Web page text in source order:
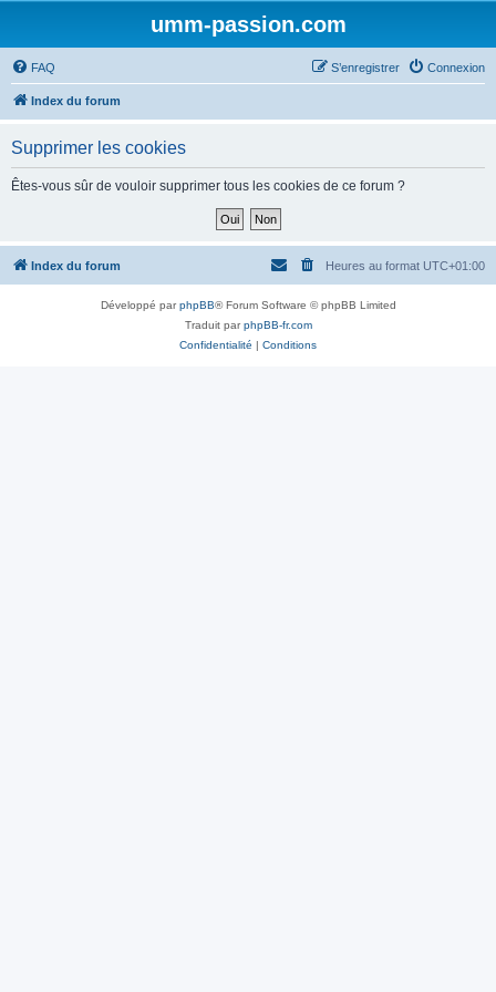
umm-passion.com
FAQ Connexion
S’enregistrer
Index du forum
Supprimer les cookies
Êtes-vous sûr de vouloir supprimer tous les cookies de ce forum ?
Index du forum Heures au format UTC+01:00
Développé parphpBB® Forum Software © phpBB Limited
Traduit parphpBB-fr.com
Confidentialité | Conditions